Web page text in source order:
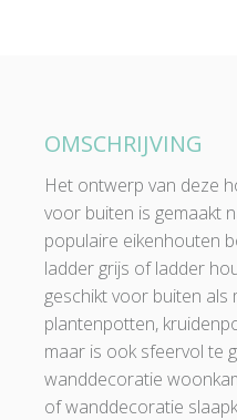
OMSCHRIJVING
Het ontwerp van deze
voor buiten is gemaakt
populaire eikenhouten
ladder grijs of ladder
geschikt voor buiten
plantenpotten,
maar is ook sfeervol te
wanddecoratie
of wanddecoratie